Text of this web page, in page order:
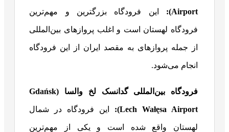
Airport
): این فرودگاه بزرگترین و مهم‌ترین
فرودگاه لهستان است و اغلب پروازهای بین‌المللی
از جمله پروازهای به مقصد ایران از این فرودگاه
انجام می‌شود.
فرودگاه بین‌المللی گدانسک لخ والسا (
Gdańsk
Lech Wałęsa Airport
): این فرودگاه در شمال
لهستان واقع شده است و یکی از مهم‌ترین